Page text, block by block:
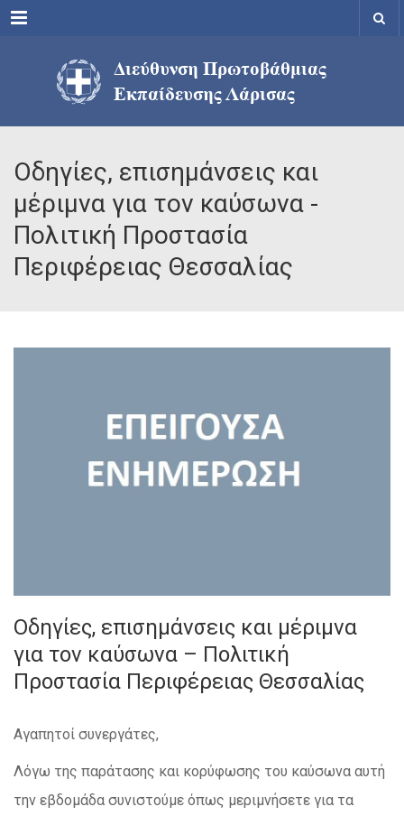
Menu
Οδηγίες, επισημάνσεις και
μέριμνα για τον καύσωνα -
Πολιτική Προστασία
Περιφέρειας Θεσσαλίας
Οδηγίες, επισημάνσεις και μέριμνα
για τον καύσωνα – Πολιτική
Προστασία Περιφέρειας Θεσσαλίας
Αγαπητοί συνεργάτες,
Λόγω της παράτασης και κορύφωσης του καύσωνα αυτή
την εβδομάδα συνιστούμε όπως μεριμνήσετε για τα